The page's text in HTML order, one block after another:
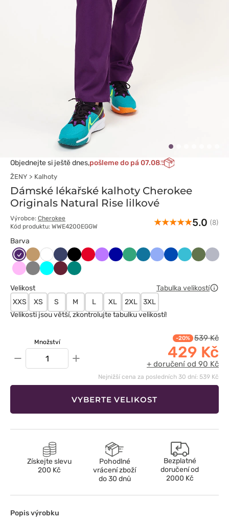
Objednejte si ještě dnes,pošleme do pá 07.08
ŽENY Kalhoty
Dámské lékařské kalhoty Cherokee
Originals Natural Rise lilkové
Výrobce: Cherokee
Kód produktu: WWE4200EGGW
5.0 (8)
Barva
Bakłażanowy
Beżowy
Biały Ciemny
granat
CzarnyCzerwony
FioletowyGranatowy
JasnyKaraibskiKlasyczny
Królewski
MorskiOliwkowy
Różowy
Szary TurkusWiśniowy
Zielony
Velikost
Tabulka velikostí
XXS
XS S M L XL 2XL
3XL
Velikosti jsou větší, zkontrolujte tabulku velikostí!
Množství
− +
-20% 539 Kč
429 Kč
+ doručení od 90 Kč
Nejnižší cena za posledních 30 dní: 539 Kč
VYBERTE VELIKOST
Získejte slevu
200 Kč
Pohodlné
vrácení zboží
do 30 dnů
Bezplatné
doručení od
2000 Kč
Popis výrobku